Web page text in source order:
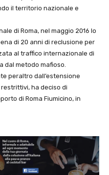
il territorio nazionale e
di Roma, nel maggio 2016 lo
di 20 anni di reclusione per
al traffico internazionale di
dal metodo mafioso.
peraltro dall’estensione
ha deciso di
di Roma Fiumicino, in